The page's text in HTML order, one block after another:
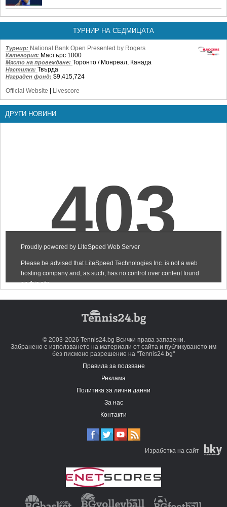
ТУРНИР НА СЕДМИЦАТА
Турнир: National Bank Open Presented by Rogers
Категория: Мастърс 1000
Място на провеждане: Торонто / Монреал, Канада
Настилка: Твърда
Награден фонд: $9,415,724
Official Website
Livescore
ДРУГИ НОВИНИ
© 2003-2026 Tennis24.bg Всички права запазени.
Забранено е използването на материали от сайта и публикуването им
без писмено разрешение на "Tennis24.bg"
Правила за ползване
Реклама
Политика за лични данни
За нас
Контакти
Изработка на сайт